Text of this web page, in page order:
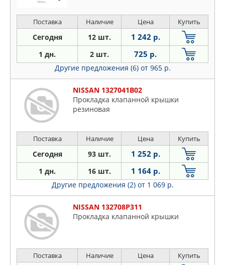
Поставка Наличие Цена Купить
Сегодня 12 шт. 1 242 р.
1 дн. 2 шт. 725 р.
Другие предложения (6) от 965 р.
NISSAN 1327041B02
Пpoклaдкa клaпaннoй кpышки
peзинoвaя
Поставка Наличие Цена Купить
Сегодня 93 шт. 1 252 р.
1 дн. 16 шт. 1 164 р.
Другие предложения (2) от 1 069 р.
NISSAN 132708P311
Прокладка клапанной крышки
Поставка Наличие Цена Купить